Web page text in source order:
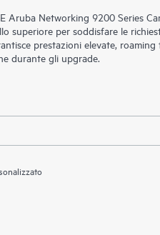
Aruba Networking 9200 Series
superiore per soddisfare le
prestazioni elevate,
durante gli upgrade.